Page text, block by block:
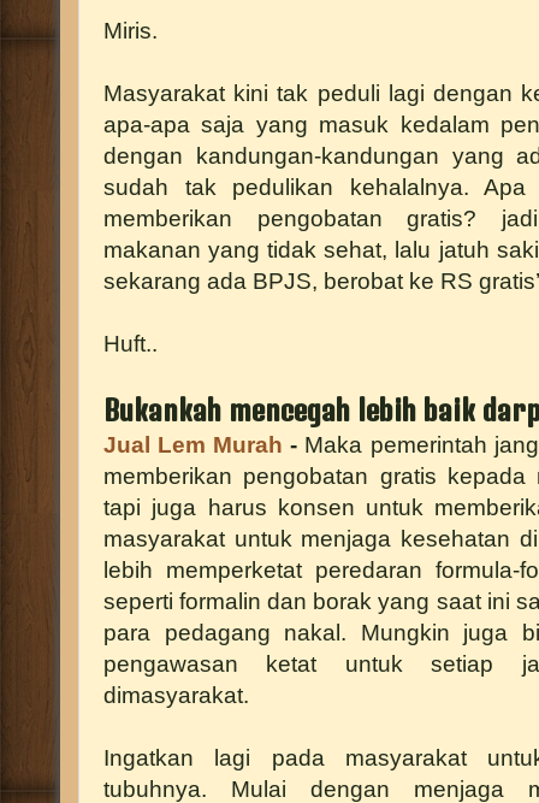
Miris.
Masyarakat kini tak peduli lagi dengan
apa-apa saja yang masuk kedalam
dengan kandungan-kandungan yang
sudah tak pedulikan kehalalnya. Apa
memberikan pengobatan gratis?
makanan yang tidak sehat, lalu jatuh
sekarang ada BPJS, berobat ke RS gratis’
Huft..
Bukankah mencegah lebih baik
Jual Lem Murah - Maka pemerintah
memberikan pengobatan gratis
tapi juga harus konsen untuk
masyarakat untuk menjaga kesehatan
lebih memperketat peredaran formula-
seperti formalin dan borak yang saat ini
para pedagang nakal. Mungkin juga
pengawasan ketat untuk setiap
dimasyarakat.
Ingatkan lagi pada masyarakat
tubuhnya. Mulai dengan menjaga